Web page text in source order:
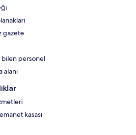
gazete
bilen personel
alanı
kasası